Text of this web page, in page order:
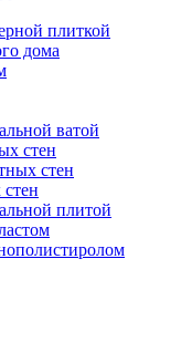
плиткой
дома
ватой
стен
стен
плитой